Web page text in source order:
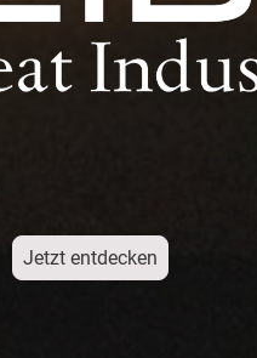
Jetzt entdecken